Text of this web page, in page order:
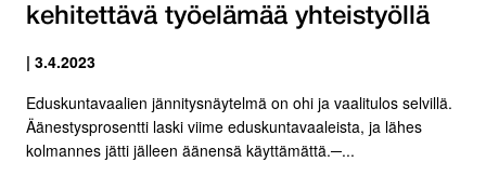
kehitettävä työelämää yhteistyöllä
| 3.4.2023
Eduskuntavaalien jännitysnäytelmä on ohi ja vaalitulos selvillä.
Äänestysprosentti laski viime eduskuntavaaleista, ja lähes
kolmannes jätti jälleen äänensä käyttämättä.─...